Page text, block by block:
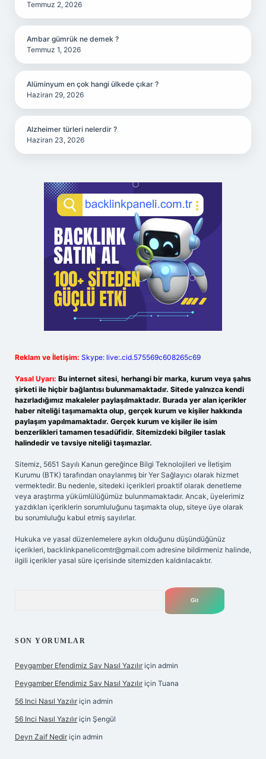
Temmuz 2, 2026
Ambar gümrük ne demek ?
Temmuz 1, 2026
Alüminyum en çok hangi ülkede çıkar ?
Haziran 29, 2026
Alzheimer türleri nelerdir ?
Haziran 23, 2026
Reklam ve İletişim: Skype: live:.cid.575569c608265c69
Yasal Uyarı: Bu internet sitesi, herhangi bir marka, kurum veya şahıs
şirketi ile hiçbir bağlantısı bulunmamaktadır. Sitede yalnızca kendi
hazırladığımız makaleler paylaşılmaktadır. Burada yer alan içerikler
haber niteliği taşımamakta olup, gerçek kurum ve kişiler hakkında
paylaşım yapılmamaktadır. Gerçek kurum ve kişiler ile isim
benzerlikleri tamamen tesadüfidir. Sitemizdeki bilgiler taslak
halindedir ve tavsiye niteliği taşımazlar.
Sitemiz, 5651 Sayılı Kanun gereğince Bilgi Teknolojileri ve İletişim
Kurumu (BTK) tarafından onaylanmış bir Yer Sağlayıcı olarak hizmet
vermektedir. Bu nedenle, sitedeki içerikleri proaktif olarak denetleme
veya araştırma yükümlülüğümüz bulunmamaktadır. Ancak, üyelerimiz
yazdıkları içeriklerin sorumluluğunu taşımakta olup, siteye üye olarak
bu sorumluluğu kabul etmiş sayılırlar.
Hukuka ve yasal düzenlemelere aykırı olduğunu düşündüğünüz
içerikleri, backlinkpanelicomtr@gmail.com adresine bildirmeniz halinde,
ilgili içerikler yasal süre içerisinde sitemizden kaldırılacaktır.
SON YORUMLAR
Peygamber Efendimiz Sav Nasıl Yazılır için admin
Peygamber Efendimiz Sav Nasıl Yazılır için Tuana
56 Inci Nasıl Yazılır için admin
56 Inci Nasıl Yazılır için Şengül
Deyn Zaif Nedir için admin